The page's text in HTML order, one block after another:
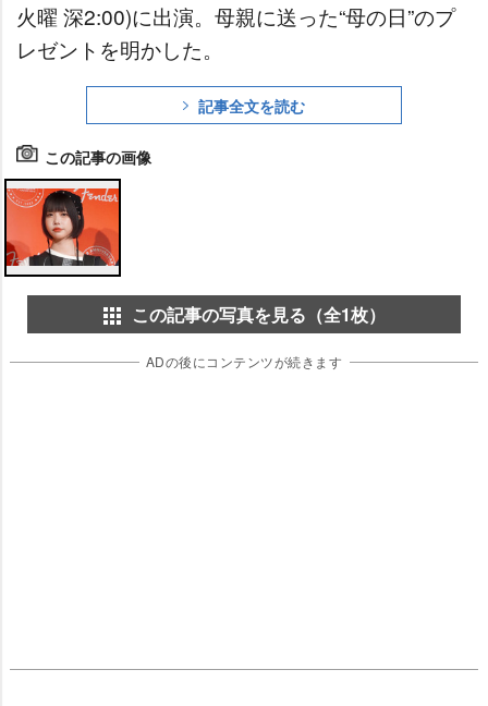
火曜 深2:00)に出演。母親に送った“母の日”のプ
レゼントを明かした。
記事全文を読む
この記事の画像
この記事の写真を見る（全1枚）
ADの後にコンテンツが続きます